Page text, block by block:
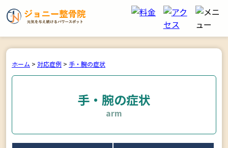
ホーム > 対応症例 > 手・腕の症状
手・腕の症状
arm